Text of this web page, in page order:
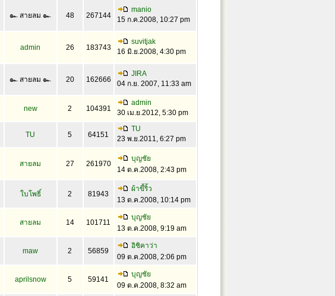
๛ สายลม ๛ 48 267144
manio
15 ก.ค.2008, 10:27 pm
admin 26 183743
suvitjak
16 มิ.ย.2008, 4:30 pm
๛ สายลม ๛ 20 162666
JIRA
04 ก.ย. 2007, 11:33 am
new 2 104391
admin
30 เม.ย.2012, 5:30 pm
TU 5 64151
TU
23 พ.ย.2011, 6:27 pm
สายลม 27 261970
บุญชัย
14 ต.ค.2008, 2:43 pm
ใบโพธิ์ 2 81943
ผ้าขี้ริ้ว
13 ต.ค.2008, 10:14 pm
สายลม 14 101711
บุญชัย
13 ต.ค.2008, 9:19 am
maw 2 56859
อิชิคาว่า
09 ต.ค.2008, 2:06 pm
aprilsnow 5 59141
บุญชัย
09 ต.ค.2008, 8:32 am